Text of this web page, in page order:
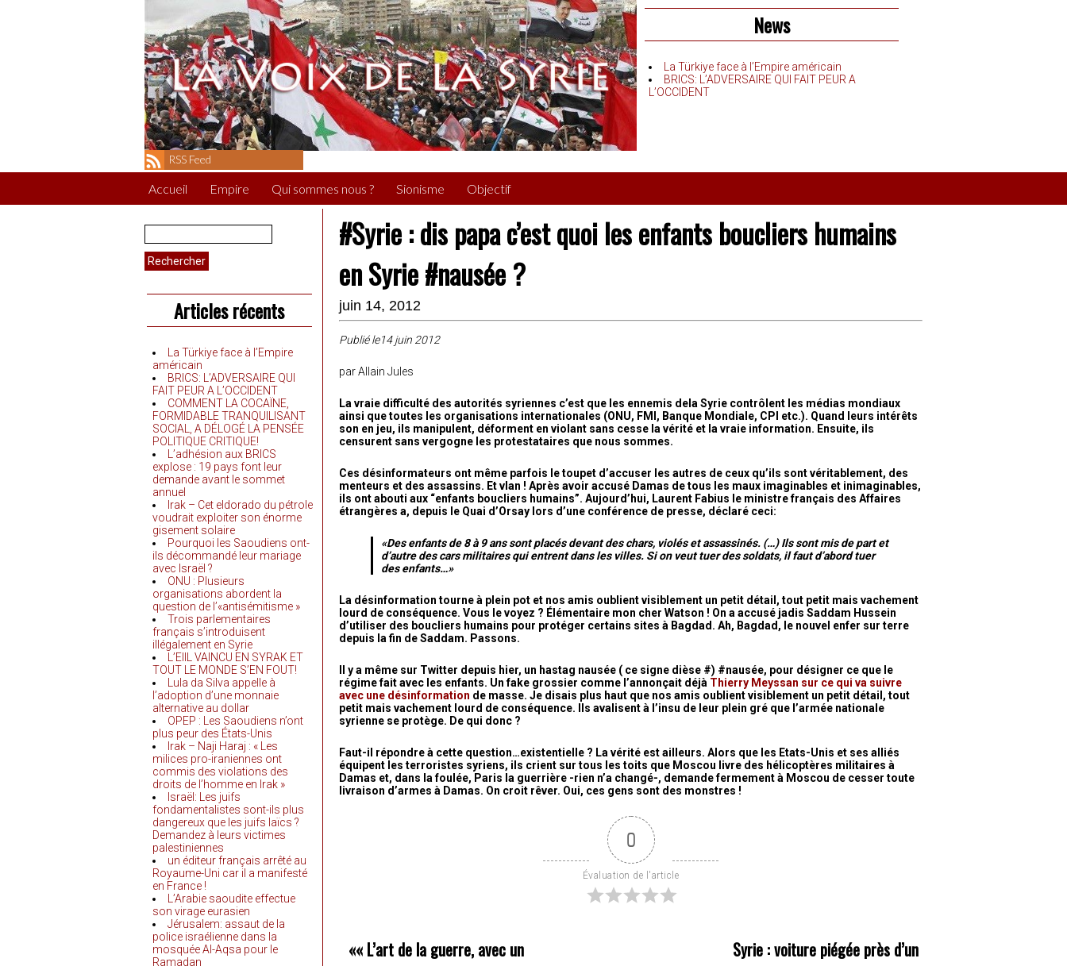
News
La Türkiye face à l’Empire américain
BRICS: L’ADVERSAIRE QUI FAIT PEUR A
L’OCCIDENT
RSS Feed
Accueil Empire Qui sommes nous ? Sionisme Objectif
Rechercher :
Articles récents
La Türkiye face à l’Empire
américain
BRICS: L’ADVERSAIRE QUI
FAIT PEUR A L’OCCIDENT
COMMENT LA COCAÏNE,
FORMIDABLE TRANQUILISANT
SOCIAL, A DÉLOGÉ LA PENSÉE
POLITIQUE CRITIQUE!
L’adhésion aux BRICS
explose : 19 pays font leur
demande avant le sommet
annuel
Irak – Cet eldorado du pétrole
voudrait exploiter son énorme
gisement solaire
Pourquoi les Saoudiens ont-
ils décommandé leur mariage
avec Israël ?
ONU : Plusieurs
organisations abordent la
question de l’«antisémitisme »
Trois parlementaires
français s’introduisent
illégalement en Syrie
L’EIIL VAINCU EN SYRAK ET
TOUT LE MONDE S’EN FOUT!
Lula da Silva appelle à
l’adoption d’une monnaie
alternative au dollar
OPEP : Les Saoudiens n’ont
plus peur des États-Unis
Irak – Naji Haraj : « Les
milices pro-iraniennes ont
commis des violations des
droits de l’homme en Irak »
Israël: Les juifs
fondamentalistes sont-ils plus
dangereux que les juifs laïcs ?
Demandez à leurs victimes
palestiniennes
un éditeur français arrêté au
Royaume-Uni car il a manifesté
en France !
L’Arabie saoudite effectue
son virage eurasien
Jérusalem: assaut de la
police israélienne dans la
mosquée Al-Aqsa pour le
Ramadan
#Syrie : dis papa c’est quoi les enfants boucliers humains
en Syrie #nausée ?
juin 14, 2012
Publié le14 juin 2012
par Allain Jules
La vraie difficulté des autorités syriennes c’est que les ennemis dela Syrie contrôlent les médias mondiaux
ainsi que toutes les organisations internationales (ONU, FMI, Banque Mondiale, CPI etc.). Quand leurs intérêts
son en jeu, ils manipulent, déforment en violant sans cesse la vérité et la vraie information. Ensuite, ils
censurent sans vergogne les protestataires que nous sommes.
Ces désinformateurs ont même parfois le toupet d’accuser les autres de ceux qu’ils sont véritablement, des
menteurs et des assassins. Et vlan ! Après avoir accusé Damas de tous les maux imaginables et inimaginables,
ils ont abouti aux “enfants boucliers humains”. Aujourd’hui, Laurent Fabius le ministre français des Affaires
étrangères a, depuis le Quai d’Orsay lors d’une conférence de presse, déclaré ceci:
«Des enfants de 8 à 9 ans sont placés devant des chars, violés et assassinés. (…) Ils sont mis de part et
d’autre des cars militaires qui entrent dans les villes. Si on veut tuer des soldats, il faut d’abord tuer
des enfants…»
La désinformation tourne à plein pot et nos amis oublient visiblement un petit détail, tout petit mais vachement
lourd de conséquence. Vous le voyez ? Élémentaire mon cher Watson ! On a accusé jadis Saddam Hussein
d’utiliser des boucliers humains pour protéger certains sites à Bagdad. Ah, Bagdad, le nouvel enfer sur terre
depuis la fin de Saddam. Passons.
Il y a même sur Twitter depuis hier, un hastag nausée ( ce signe dièse #) #nausée, pour désigner ce que le
régime fait avec les enfants. Un fake grossier comme l’annonçait déjà Thierry Meyssan sur ce qui va suivre
avec une désinformation de masse. Je disais plus haut que nos amis oublient visiblement un petit détail, tout
petit mais vachement lourd de conséquence. Ils avalisent à l’insu de leur plein gré que l’armée nationale
syrienne se protège. De qui donc ?
Faut-il répondre à cette question…existentielle ? La vérité est ailleurs. Alors que les Etats-Unis et ses alliés
équipent les terroristes syriens, ils crient sur tous les toits que Moscou livre des hélicoptères militaires à
Damas et, dans la foulée, Paris la guerrière -rien n’a changé-, demande fermement à Moscou de cesser toute
livraison d’armes à Damas. On croit rêver. Oui, ces gens sont des monstres !
0
Évaluation de l'article
«« L’art de la guerre, avec un
Syrie : voiture piégée près d’un